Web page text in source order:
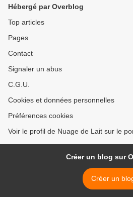
Hébergé par Overblog
Top articles
Pages
Contact
Signaler un abus
C.G.U.
Cookies et données personnelles
Préférences cookies
Voir le profil de Nuage de Lait sur le
Créer un blog sur
Créer un